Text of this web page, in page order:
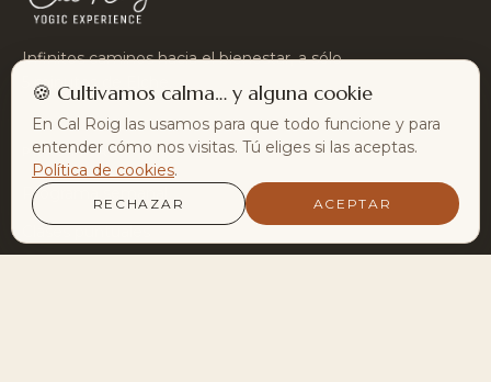
Infinitos caminos hacia el bienestar, a sólo
5 minutos de Elche.
PRÁCTICAS
Programa semanal
🍪 Cultivamos calma… y alguna cookie
En Cal Roig las usamos para que todo funcione y para
entender cómo nos visitas. Tú eliges si las aceptas.
Política de cookies.
RECHAZAR ACEPTAR